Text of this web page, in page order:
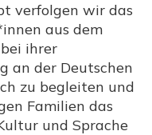
verfolgen wir das
aus dem
ihrer
an der Deutschen
zu begleiten und
Familien das
und Sprache